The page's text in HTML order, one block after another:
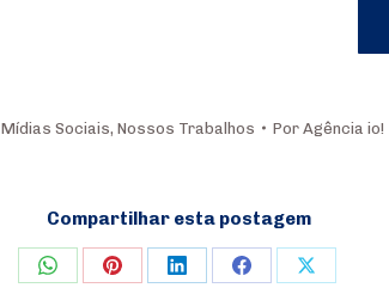
Mídias Sociais, Nossos Trabalhos Por Agência io!
Compartilhar esta postagem
Share Share Share Share Share